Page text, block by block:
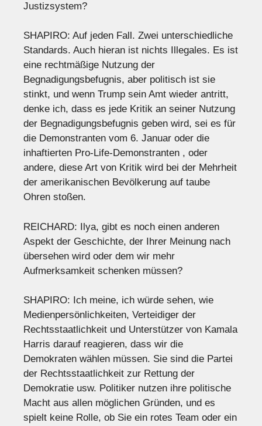
Justizsystem?
SHAPIRO: Auf jeden Fall. Zwei unterschiedliche
Standards. Auch hieran ist nichts Illegales. Es ist
eine rechtmäßige Nutzung der
Begnadigungsbefugnis, aber politisch ist sie
stinkt, und wenn Trump sein Amt wieder antritt,
denke ich, dass es jede Kritik an seiner Nutzung
der Begnadigungsbefugnis geben wird, sei es für
die Demonstranten vom 6. Januar oder die
inhaftierten Pro-Life-Demonstranten , oder
andere, diese Art von Kritik wird bei der Mehrheit
der amerikanischen Bevölkerung auf taube
Ohren stoßen.
REICHARD: Ilya, gibt es noch einen anderen
Aspekt der Geschichte, der Ihrer Meinung nach
übersehen wird oder dem wir mehr
Aufmerksamkeit schenken müssen?
SHAPIRO: Ich meine, ich würde sehen, wie
Medienpersönlichkeiten, Verteidiger der
Rechtsstaatlichkeit und Unterstützer von Kamala
Harris darauf reagieren, dass wir die
Demokraten wählen müssen. Sie sind die Partei
der Rechtsstaatlichkeit zur Rettung der
Demokratie usw. Politiker nutzen ihre politische
Macht aus allen möglichen Gründen, und es
spielt keine Rolle, ob Sie ein rotes Team oder ein